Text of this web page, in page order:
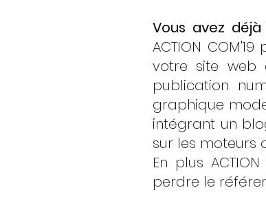
Vous avez
ACTION
votre site web
publication
graphique
intégrant un
sur les moteurs
En plus
perdre le